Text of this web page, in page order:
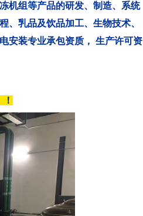
机组等产品的研发、制造、系统
、乳品及饮品加工、生物技术、
安装专业承包资质， 生产许可资